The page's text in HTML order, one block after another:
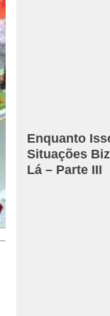
Enquanto
Situações
Lá – Parte III